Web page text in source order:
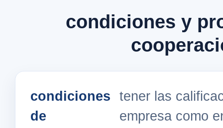
condiciones y
condiciones
de
tener las
empresa como